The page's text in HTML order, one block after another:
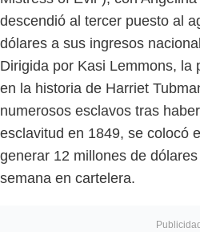
descendió al tercer puesto al
dólares a sus ingresos
Dirigida por Kasi Lemmons, la
en la historia de Harriet
numerosos esclavos tras
esclavitud en 1849, se colocó
generar 12 millones de
semana en cartelera.